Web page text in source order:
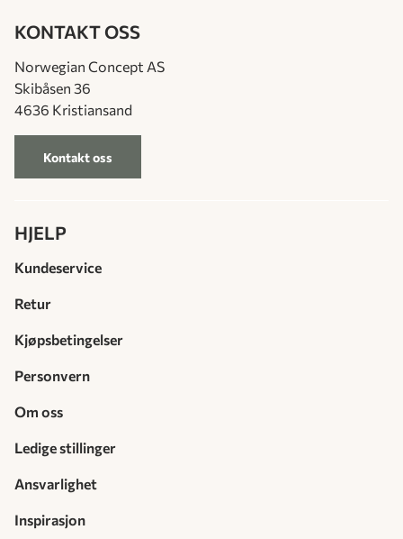
KONTAKT OSS
Norwegian Concept AS
Skibåsen 36
4636 Kristiansand
Kontakt oss
HJELP
Kundeservice
Retur
Kjøpsbetingelser
Personvern
Om oss
Ledige stillinger
Ansvarlighet
Inspirasjon